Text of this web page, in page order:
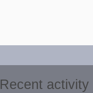
Recent activity